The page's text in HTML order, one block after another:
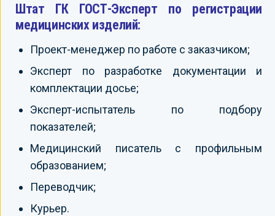
Штат ГК ГОСТ-Эксперт по регистрации
медицинских изделий:
Проект-менеджер по работе с заказчиком;
Эксперт по разработке документации и
комплектации досье;
Эксперт-испытатель по подбору
показателей;
Медицинский писатель с профильным
образованием;
Переводчик;
Курьер.